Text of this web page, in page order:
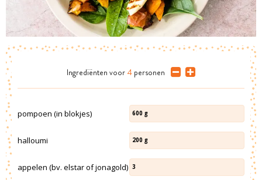
Ingrediënten voor 4 personen
pompoen (in blokjes) 600 g
halloumi 200 g
appelen (bv. elstar of jonagold) 3